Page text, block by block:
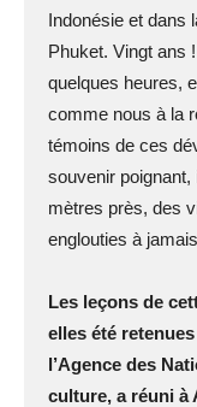
Indonésie et dans
Phuket. Vingt ans
quelques heures,
comme nous à la
témoins de ces
souvenir poignant,
mètres près, des
englouties à
Les leçons de
elles été
l’Agence des
culture, a réuni à